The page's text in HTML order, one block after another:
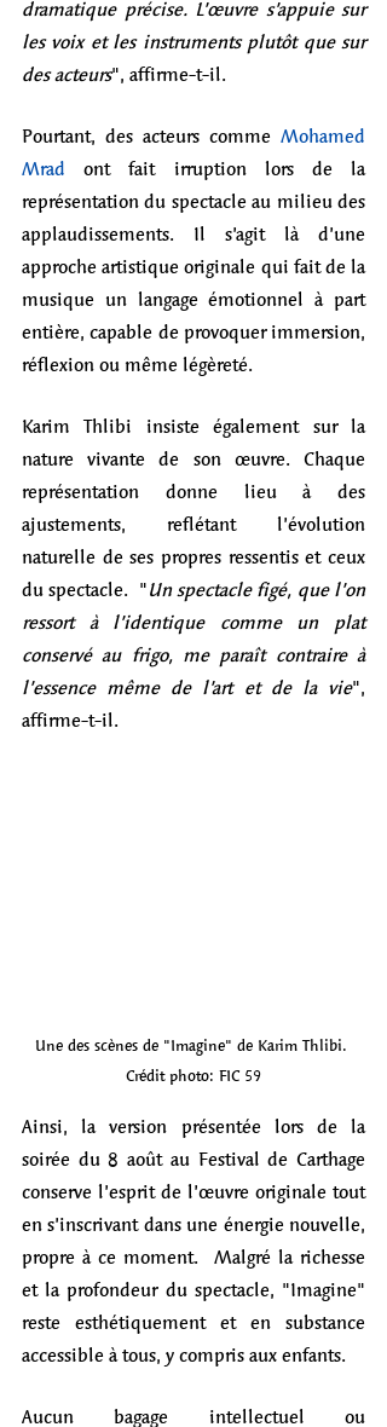
dramatique précise. L’œuvre s’appuie sur
les voix et les instruments plutôt que sur
des acteurs", affirme-t-il.
Pourtant, des acteurs comme Mohamed
Mrad ont fait irruption lors de la
représentation du spectacle au milieu des
applaudissements. Il s’agit là d’une
approche artistique originale qui fait de la
musique un langage émotionnel à part
entière, capable de provoquer immersion,
réflexion ou même légèreté.
Karim Thlibi insiste également sur la
nature vivante de son œuvre. Chaque
représentation donne lieu à des
ajustements, reflétant l’évolution
naturelle de ses propres ressentis et ceux
du spectacle.  "Un spectacle figé, que l’on
ressort à l’identique comme un plat
conservé au frigo, me paraît contraire à
l’essence même de l’art et de la vie",
affirme-t-il.
Une des scènes de "Imagine" de Karim Thlibi.
Crédit photo: FIC 59
Ainsi, la version présentée lors de la
soirée du 8 août au Festival de Carthage
conserve l’esprit de l’œuvre originale tout
en s’inscrivant dans une énergie nouvelle,
propre à ce moment.  Malgré la richesse
et la profondeur du spectacle, "Imagine"
reste esthétiquement et en substance
accessible à tous, y compris aux enfants.
Aucun bagage intellectuel ou